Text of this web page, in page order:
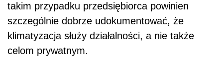
takim przypadku przedsiębiorca powinien
szczególnie dobrze udokumentować, że
klimatyzacja służy działalności, a nie także
celom prywatnym.